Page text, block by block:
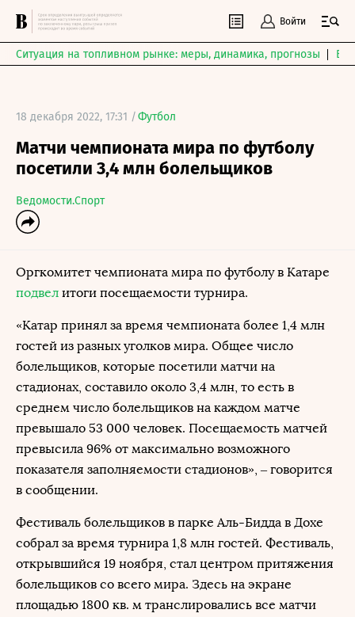
Войти
Ситуация на топливном рынке: меры, динамика, прогнозы
18 декабря 2022, 17:31 /Футбол
Матчи чемпионата мира по футболу
посетили 3,4 млн болельщиков
Ведомости.Спорт
Оргкомитет чемпионата мира по футболу в Катаре
подвел итоги посещаемости турнира.
«Катар принял за время чемпионата более 1,4 млн
гостей из разных уголков мира. Общее число
болельщиков, которые посетили матчи на
стадионах, составило около 3,4 млн, то есть в
среднем число болельщиков на каждом матче
превышало 53 000 человек. Посещаемость матчей
превысила 96% от максимально возможного
показателя заполняемости стадионов», – говорится
в сообщении.
Фестиваль болельщиков в парке Аль-Бидда в Дохе
собрал за время турнира 1,8 млн гостей. Фестиваль,
открывшийся 19 ноября, стал центром притяжения
болельщиков со всего мира. Здесь на экране
площадью 1800 кв. м транслировались все матчи